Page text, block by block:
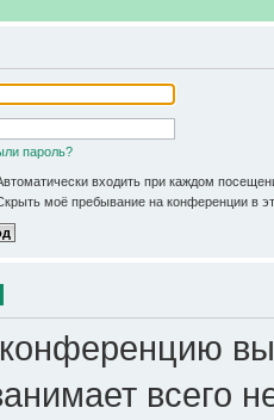
пароль?
входить при каждом
моё пребывание на конференции в
всего